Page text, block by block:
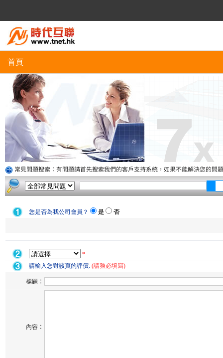
首頁
常見問題搜索：有問題請首先搜索我們的客戶支持系統，如果不能解決您的問
您是否為我公司會員？ 是 否
*
請輸入您對該頁的評價: (請務必填寫)
標題：
內容：